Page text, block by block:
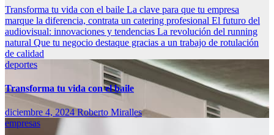
Transforma tu vida con el baile La clave para que tu empresa
marque la diferencia, contrata un catering profesional El futuro del
audiovisual: innovaciones y tendencias La revolución del running
natural Que tu negocio destaque gracias a un trabajo de rotulación
de calidad
deportes
Transforma tu vida con el baile
diciembre 4, 2024Roberto Miralles
empresas